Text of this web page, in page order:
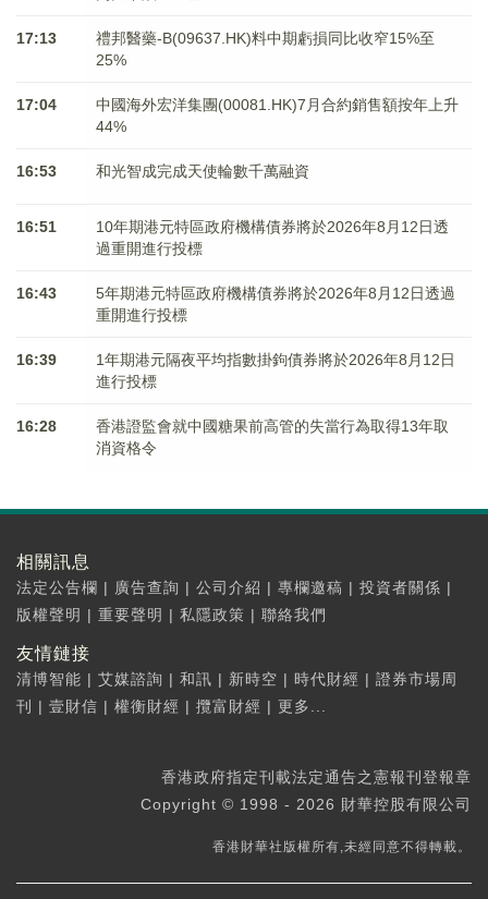
17:13
禮邦醫藥-B(09637.HK)料中期虧損同比收窄15%至
25%
17:04
中國海外宏洋集團(00081.HK)7月合約銷售額按年上升
44%
16:53 和光智成完成天使輪數千萬融資
16:51
10年期港元特區政府機構債券將於2026年8月12日透
過重開進行投標
16:43
5年期港元特區政府機構債券將於2026年8月12日透過
重開進行投標
16:39
1年期港元隔夜平均指數掛鉤債券將於2026年8月12日
進行投標
16:28
香港證監會就中國糖果前高管的失當行為取得13年取
消資格令
相關訊息
法定公告欄 | 廣告查詢 | 公司介紹 | 專欄邀稿 | 投資者關係 |
版權聲明 | 重要聲明 | 私隱政策 | 聯絡我們
友情鏈接
清博智能 | 艾媒諮詢 | 和訊 | 新時空 | 時代財經 | 證券市場周
刊
| 壹財信 | 權衡財經 | 攬富財經 | 更多...
香港政府指定刊載法定通告之憲報刊登報章
Copyright © 1998 - 2026 財華控股有限公司
香港財華社版權所有,未經同意不得轉載。